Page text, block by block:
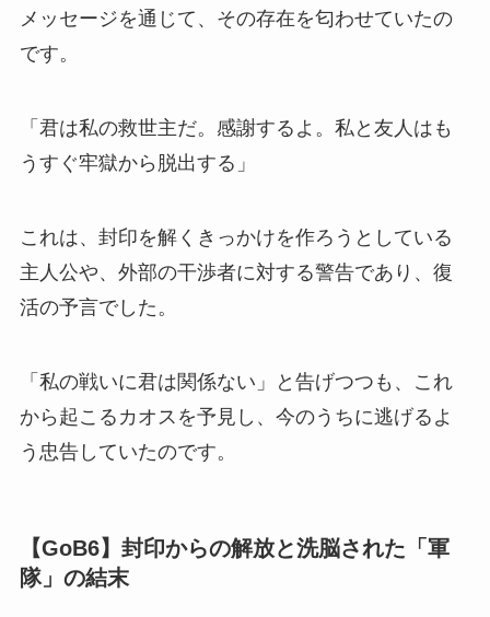
メッセージを通じて、その存在を匂わせていたの
です。
「君は私の救世主だ。感謝するよ。私と友人はも
うすぐ牢獄から脱出する」
これは、封印を解くきっかけを作ろうとしている
主人公や、外部の干渉者に対する警告であり、復
活の予言でした。
「私の戦いに君は関係ない」と告げつつも、これ
から起こるカオスを予見し、今のうちに逃げるよ
う忠告していたのです。
【GoB6】封印からの解放と洗脳された「軍
隊」の結末